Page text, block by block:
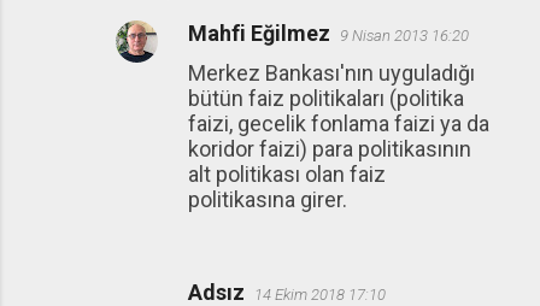
Mahfi Eğilmez 9 Nisan 2013 16:20
Merkez Bankası'nın uyguladığı
bütün faiz politikaları (politika
faizi, gecelik fonlama faizi ya da
koridor faizi) para politikasının
alt politikası olan faiz
politikasına girer.
Adsız 14 Ekim 2018 17:10